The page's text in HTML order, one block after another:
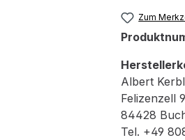
Zum
Albert
Felizenzell 9
84428
Tel. +49